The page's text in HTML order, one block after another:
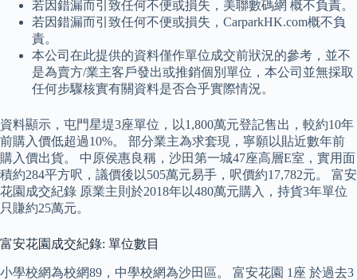
若因錯漏而引致任何不便或損失，美聯數碼網 概不負責。
若因錯漏而引致任何不便或損失，CarparkHK.com概不負
責。
本公司在此提供的資料僅作單位成交前狀況的參考，並不
是為賣方/業主客戶發出或推銷個別單位，本公司並無採取
任何步驟核實有關資料是否合乎實際情況。
資料顯示，屯門星堤3座單位，以1,800萬元登記售出，較約10年
前購入價低超過10%。 部分業主為求套現，寧願以貼近數年前
購入價出貨。 中原侯惠良稱，沙田第一城47座高層E室，實用面
積約284平方呎，議價後以505萬元易手，呎價約17,782元。 富安
花園成交紀錄 原業主則於2018年以480萬元購入，持貨3年單位
只賺約25萬元。
富安花園成交紀錄: 單位數目
小學校網為校網89，中學校網為沙田區。 富安花園 1座 於過去3